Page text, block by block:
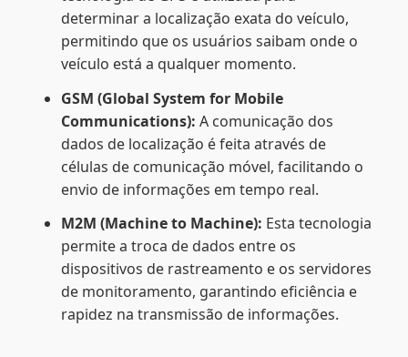
determinar a localização exata do veículo,
permitindo que os usuários saibam onde o
veículo está a qualquer momento.
GSM (Global System for Mobile
Communications): A comunicação dos
dados de localização é feita através de
células de comunicação móvel, facilitando o
envio de informações em tempo real.
M2M (Machine to Machine): Esta tecnologia
permite a troca de dados entre os
dispositivos de rastreamento e os servidores
de monitoramento, garantindo eficiência e
rapidez na transmissão de informações.